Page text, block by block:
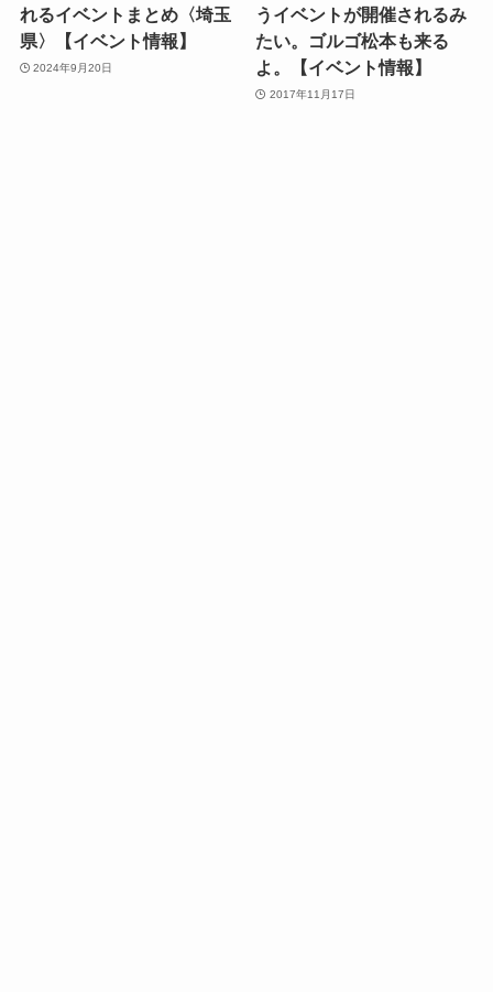
れるイベントまとめ〈埼玉
県〉【イベント情報】
2024年9月20日
うイベントが開催されるみ
たい。ゴルゴ松本も来る
よ。【イベント情報】
2017年11月17日